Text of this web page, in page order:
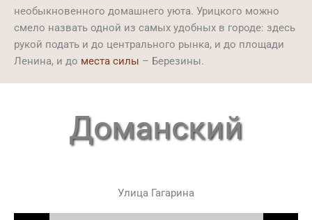
необыкновенного домашнего уюта. Урицкого можно
смело назвать одной из самых удобных в городе: здесь
рукой подать и до центрального рынка, и до площади
Ленина, и до места силы – Березины.
Доманский
Улица Гагарина